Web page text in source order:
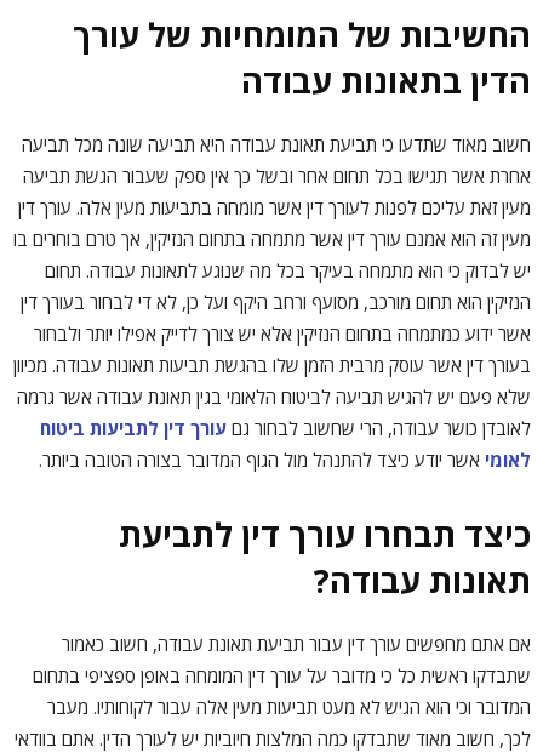
החשיבות של המומחיות של עורך
הדין בתאונות עבודה
חשוב מאוד שתדעו כי תביעת תאונת עבודה היא תביעה שונה מכל תביעה
אחרת אשר תגישו בכל תחום אחר ובשל כך אין ספק שעבור הגשת תביעה
מעין זאת עליכם לפנות לעורך דין אשר מומחה בתביעות מעין אלה. עורך דין
מעין זה הוא אמנם עורך דין אשר מתמחה בתחום הנזיקין, אך טרם בוחרים בו
יש לבדוק כי הוא מתמחה בעיקר בכל מה שנוגע לתאונות עבודה. תחום
הנזיקין הוא תחום מורכב, מסועף ורחב היקף ועל כן, לא די לבחור בעורך דין
אשר ידוע כמתמחה בתחום הנזיקין אלא יש צורך לדייק אפילו יותר ולבחור
בעורך דין אשר עוסק מרבית הזמן שלו בהגשת תביעות תאונות עבודה. מכיוון
שלא פעם יש להגיש תביעה לביטוח הלאומי בגין תאונת עבודה אשר גרמה
לאובדן כושר עבודה, הרי שחשוב לבחור גם עורך דין לתביעות ביטוח
לאומי אשר יודע כיצד להתנהל מול הגוף המדובר בצורה הטובה ביותר.
כיצד תבחרו עורך דין לתביעת
תאונות עבודה?
אם אתם מחפשים עורך דין עבור תביעת תאונת עבודה, חשוב כאמור
שתבדקו ראשית כל כי מדובר על עורך דין המומחה באופן ספציפי בתחום
המדובר וכי הוא הגיש לא מעט תביעות מעין אלה עבור לקוחותיו. מעבר
לכך, חשוב מאוד שתבדקו כמה המלצות חיוביות יש לעורך הדין. אתם בוודאי